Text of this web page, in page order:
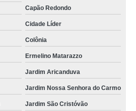
Capão Redondo
Cidade Líder
Colônia
Ermelino Matarazzo
Jardim Aricanduva
Jardim Nossa Senhora do Carmo
Jardim São Cristóvão